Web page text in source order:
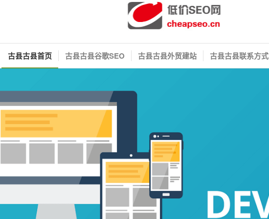
古县古县首页 古县古县谷歌SEO 古县古县外贸建站 古县古县联系方式